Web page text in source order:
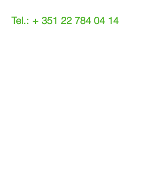
Tel.: + 351 22 784 04 14